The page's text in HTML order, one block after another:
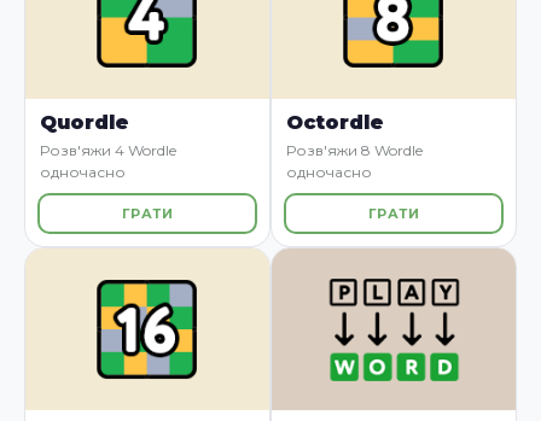
Quordle
Розв'яжи 4 Wordle
одночасно
ГРАТИ
Octordle
Розв'яжи 8 Wordle
одночасно
ГРАТИ